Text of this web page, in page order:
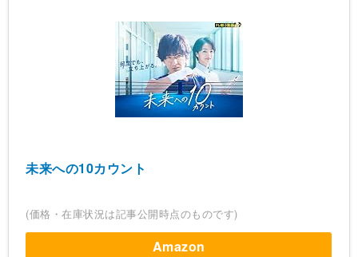
未来への10カウント
(価格・在庫状況は記事公開時点のものです)
Amazon